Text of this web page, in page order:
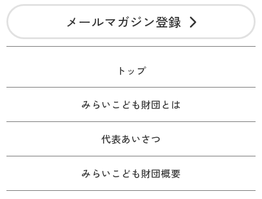
メールマガジン登録
トップ
みらいこども財団とは
代表あいさつ
みらいこども財団概要